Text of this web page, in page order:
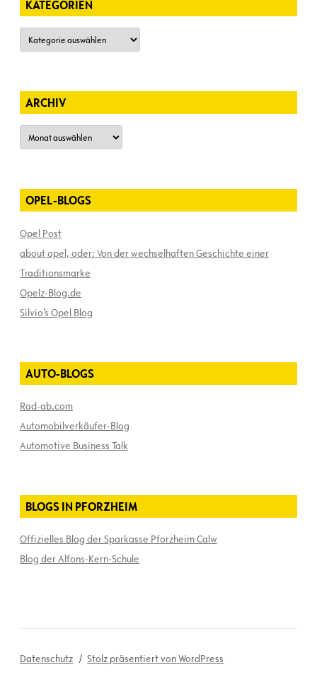
KATEGORIEN
Kategorien
ARCHIV
Archiv
OPEL-BLOGS
Opel Post
about opel, oder: Von der wechselhaften Geschichte einer
Traditionsmarke
Opelz-Blog.de
Silvio’s Opel Blog
AUTO-BLOGS
Rad-ab.com
Automobilverkäufer-Blog
Automotive Business Talk
BLOGS IN PFORZHEIM
Offizielles Blog der Sparkasse Pforzheim Calw
Blog der Alfons-Kern-Schule
Datenschutz Stolz präsentiert von WordPress